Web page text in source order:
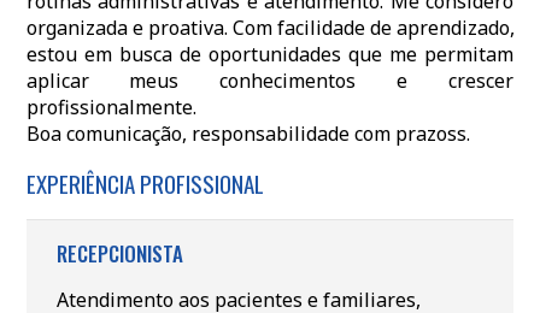
organizada e proativa. Com facilidade de aprendizado,
estou em busca de oportunidades que me permitam
aplicar meus conhecimentos e crescer
profissionalmente.
Boa comunicação, responsabilidade com prazoss.
EXPERIÊNCIA PROFISSIONAL
RECEPCIONISTA
Atendimento aos pacientes e familiares,